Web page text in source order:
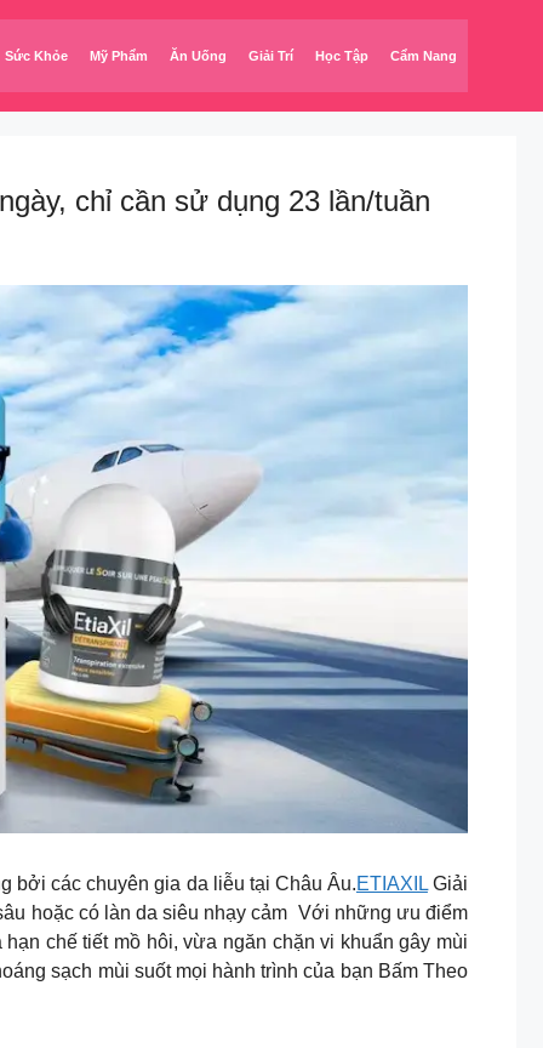
Sức Khỏe Mỹ Phẩm Ăn Uống Giải Trí Học Tập Cẩm Nang
chỉ cần sử dụng 23 lần/tuần
các chuyên gia da liễu tại Châu Âu.ETIAXILGiải
hoặc có làn da siêu nhạy cảm Với những ưu điểm
chế tiết mồ hôi, vừa ngăn chặn vi khuẩn gây mùi
sạch mùi suốt mọi hành trình của bạn Bấm Theo